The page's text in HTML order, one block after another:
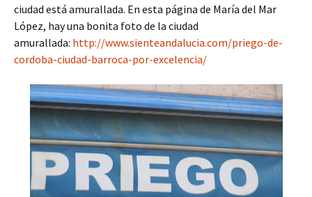
ciudad está amurallada. En esta página de María del Mar
López, hay una bonita foto de la ciudad
amurallada: http://www.sienteandalucia.com/priego-de-
cordoba-ciudad-barroca-por-excelencia/